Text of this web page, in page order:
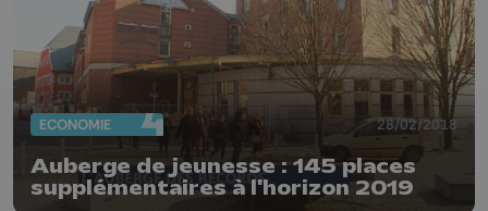
ECONOMIE 28/02/2018
Auberge de jeunesse : 145 places
supplémentaires à l'horizon 2019